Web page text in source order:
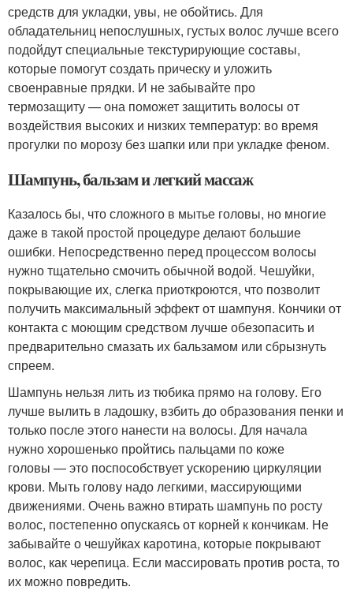
средств для укладки, увы, не обойтись. Для
обладательниц непослушных, густых волос лучше всего
подойдут специальные текстурирующие составы,
которые помогут создать прическу и уложить
своенравные прядки. И не забывайте про
термозащиту — она поможет защитить волосы от
воздействия высоких и низких температур: во время
прогулки по морозу без шапки или при укладке феном.
Шампунь, бальзам и легкий массаж
Казалось бы, что сложного в мытье головы, но многие
даже в такой простой процедуре делают большие
ошибки. Непосредственно перед процессом волосы
нужно тщательно смочить обычной водой. Чешуйки,
покрывающие их, слегка приоткроются, что позволит
получить максимальный эффект от шампуня. Кончики от
контакта с моющим средством лучше обезопасить и
предварительно смазать их бальзамом или сбрызнуть
спреем.
Шампунь нельзя лить из тюбика прямо на голову. Его
лучше вылить в ладошку, взбить до образования пенки и
только после этого нанести на волосы. Для начала
нужно хорошенько пройтись пальцами по коже
головы — это поспособствует ускорению циркуляции
крови. Мыть голову надо легкими, массирующими
движениями. Очень важно втирать шампунь по росту
волос, постепенно опускаясь от корней к кончикам. Не
забывайте о чешуйках каротина, которые покрывают
волос, как черепица. Если массировать против роста, то
их можно повредить.